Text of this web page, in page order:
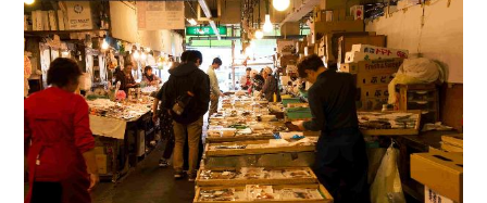
이기도 합니다. 타네사시 해안의 해안선에는 산책로가 있어, 트래킹 등을 즐
길 수 있습니다. 또한 타네사시 천연 잔디밭이라고도 불리는 타네사시 해안의
일부 구역은 아름다운 천연 잔디가 우거져 있으며, 느긋하게 거닐어 보는 것
이 가능합니다. 잔디밭에는 캠프장도 정비되어 있습니다.